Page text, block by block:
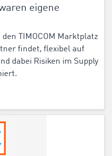
eigene
TIMOCOM Marktplatz
findet, flexibel auf
dabei Risiken im Supply